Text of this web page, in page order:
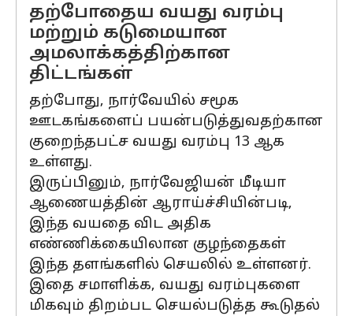
தற்போதைய வயது வரம்பு
மற்றும் கடுமையான
அமலாக்கத்திற்கான
திட்டங்கள்
தற்போது, ​​நார்வேயில் சமூக
ஊடகங்களைப் பயன்படுத்துவதற்கான
குறைந்தபட்ச வயது வரம்பு 13 ஆக
உள்ளது.
இருப்பினும், நார்வேஜியன் மீடியா
ஆணையத்தின் ஆராய்ச்சியின்படி,
இந்த வயதை விட அதிக
எண்ணிக்கையிலான குழந்தைகள்
இந்த தளங்களில் செயலில் உள்ளனர்.
இதை சமாளிக்க, வயது வரம்புகளை
மிகவும் திறம்பட செயல்படுத்த கூடுதல்